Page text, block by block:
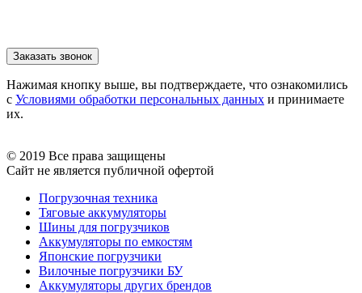
Нажимая кнопку выше, вы подтверждаете, что ознакомились
с Условиями обработки персональных данных и принимаете
их.
© 2019 Все права защищены
Сайт не является публичной офертой
Погрузочная техника
Тяговые аккумуляторы
Шины для погрузчиков
Аккумуляторы по емкостям
Японские погрузчики
Вилочные погрузчики БУ
Аккумуляторы других брендов